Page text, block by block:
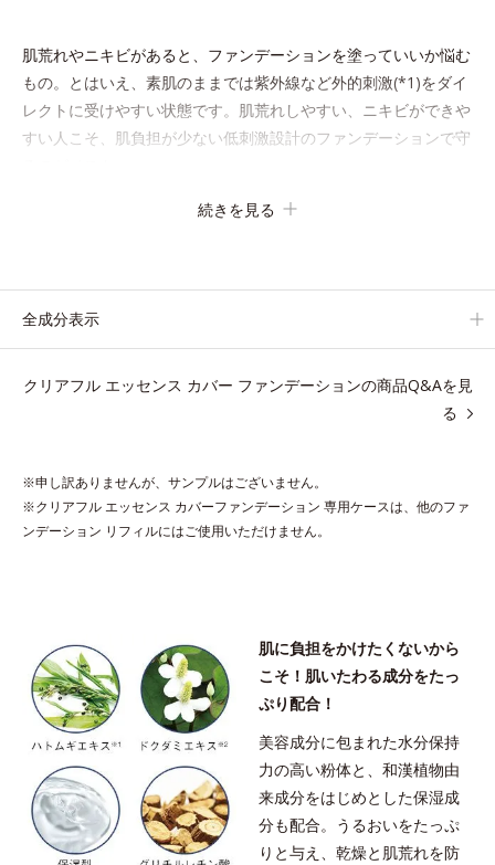
肌荒れやニキビがあると、ファンデーションを塗っていいか悩む
もの。とはいえ、素肌のままでは紫外線など外的刺激(*1)をダイ
レクトに受けやすい状態です。肌荒れしやすい、ニキビができや
すい人こそ、肌負担が少ない低刺激設計のファンデーションで守
収剤不使用のうえ、敏感肌対象パッチテスト済(*2)、ノンコメド
した。
な陶器肌を叶えます。
*3 すべての人にコメド（ニキビのもと）ができないというわけ
ではありません。
不使用●SPF20・PA++●スキンリセットヴェール＊1●ライトコントロ
ールパウダー＊2●３種のオイルセンサーパウダー・皮脂ブロックパ
ウダー＊3・皮脂固定パウダー＊4・皮脂吸着パウダー＊5●美容成分
＊6コーティングパウダー●クリアフルデイケアベースと相性の良い
粉体＊7●ハトムギエキス＊８●ドクダミエキス＊９●グリチルレチン
酸ステアリル●保水型コラーゲン＊10●紫外線、ブルーライトカット
粉体＊11
＊1硫酸Ｂａ＊2合成フルオロフロゴパイト、酸化チタン、酸化スズ
＊3ハイドロゲンジメチコン、タルク、合成フルオロフロゴパイト、
酸化チタン＊4シリカ、（ＨＤＩ／トリメチロールヘキシルラクト
続きを見る
全成分表示
クリアフル エッセンス カバー ファンデーションの商品Q&Aを見
る
※申し訳ありませんが、サンプルはございません。
※クリアフル エッセンス カバーファンデーション 専用ケースは、他のファ
ンデーション リフィルにはご使用いただけません。
肌に負担をかけたくないから
こそ！肌いたわる成分をたっ
ぷり配合！
美容成分に包まれた水分保持
力の高い粉体と、和漢植物由
来成分をはじめとした保湿成
分も配合。うるおいをたっぷ
りと与え、乾燥と肌荒れを防